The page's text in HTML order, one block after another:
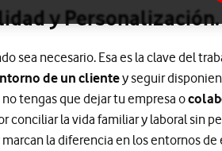
y Personalización.
sea necesario. Esa es la clave del
de un clientey seguir
tengas que dejar tu empresa o
conciliar la vida familiar y laboral sin
la diferencia en los entornos